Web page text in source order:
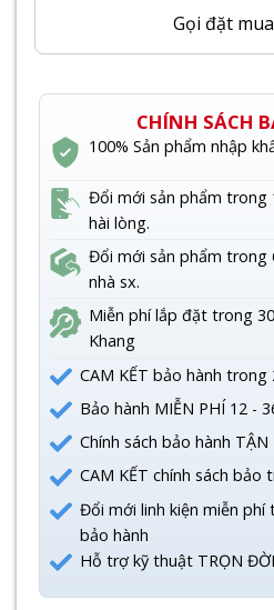
Gọi đặt
CHÍNH SÁCH
100% Sản phẩm nhập
Đổi mới sản phẩm trong
hài lòng.
Đổi mới sản phẩm trong
nhà sx.
Miễn phí lắp đặt trong
Khang
CAM KẾT bảo hành trong
Bảo hành MIỄN PHÍ 12 -
Chính sách bảo hành TẬN
CAM KẾT chính sách bảo
Đổi mới linh kiện miễn
bảo hành
Hỗ trợ kỹ thuật TRỌN ĐỜI